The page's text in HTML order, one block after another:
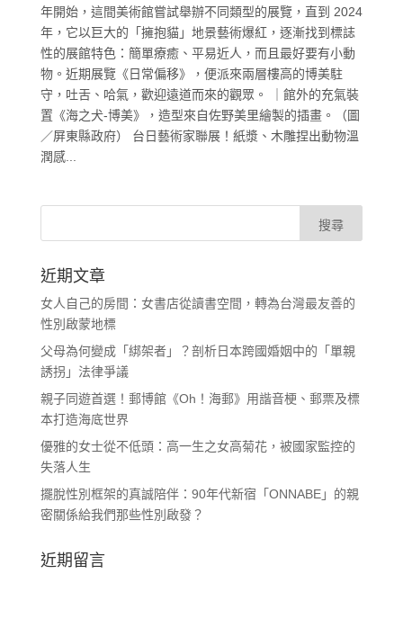
年開始，這間美術館嘗試舉辦不同類型的展覽，直到 2024
年，它以巨大的「擁抱貓」地景藝術爆紅，逐漸找到標誌
性的展館特色：簡單療癒、平易近人，而且最好要有小動
物。近期展覽《日常偏移》，便派來兩層樓高的博美駐
守，吐舌、哈氣，歡迎遠道而來的觀眾。 ｜館外的充氣裝
置《海之犬-博美》，造型來自佐野美里繪製的插畫。（圖
／屏東縣政府） 台日藝術家聯展！紙漿、木雕捏出動物溫
潤感...
近期文章
女人自己的房間：女書店從讀書空間，轉為台灣最友善的
性別啟蒙地標
父母為何變成「綁架者」？剖析日本跨國婚姻中的「單親
誘拐」法律爭議
親子同遊首選！郵博館《Oh！海郵》用諧音梗、郵票及標
本打造海底世界
優雅的女士從不低頭：高一生之女高菊花，被國家監控的
失落人生
擺脫性別框架的真誠陪伴：90年代新宿「ONNABE」的親
密關係給我們那些性別啟發？
近期留言